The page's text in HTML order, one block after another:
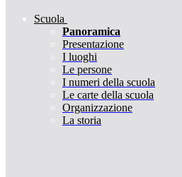
Scuola
Panoramica
Presentazione
I luoghi
Le persone
I numeri della scuola
Le carte della scuola
Organizzazione
La storia